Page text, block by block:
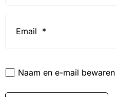
Naam en e-mail